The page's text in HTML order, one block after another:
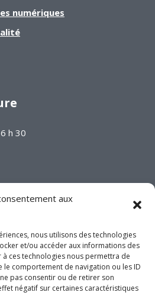
aux
nous utilisons des technologies
et/ou accéder aux informations des
ces technologies nous permettra de
comportement de navigation ou les ID
pas consentir ou de retirer son
négatif sur certaines caractéristiques
numériques
h 30